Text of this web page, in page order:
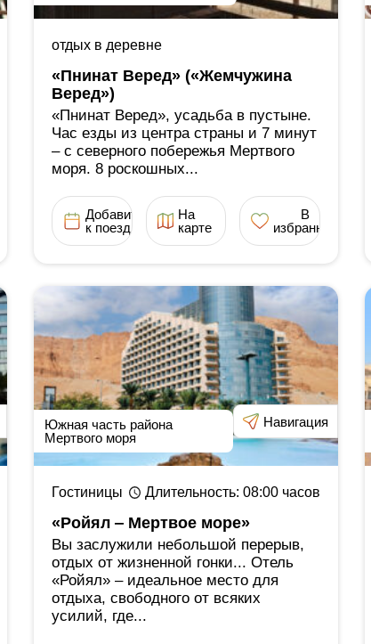
отдых в деревне
«Пнинат Веред» («Жемчужина
Веред»)
«Пнинат Веред», усадьба в пустыне.
Час езды из центра страны и 7 минут
‒ с северного побережья Мертвого
моря. 8 роскошных...
Добавить
к поездке
На
карте
В
избранное
Южная часть района
Мертвого моря
Навигация
Гостиницы Длительность: 08:00 часов
«Ройял ‒ Мертвое море»
Вы заслужили небольшой перерыв,
отдых от жизненной гонки... Отель
«Ройял» ‒ идеальное место для
отдыха, свободного от всяких
усилий, где...